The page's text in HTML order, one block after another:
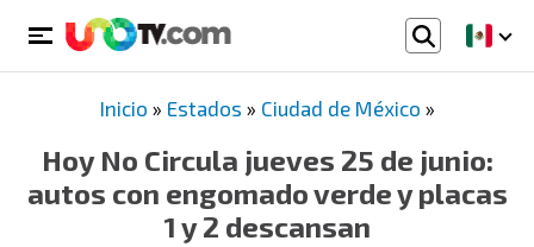
Inicio » Estados » Ciudad de México »
Hoy No Circula jueves 25 de junio:
autos con engomado verde y placas
1 y 2 descansan